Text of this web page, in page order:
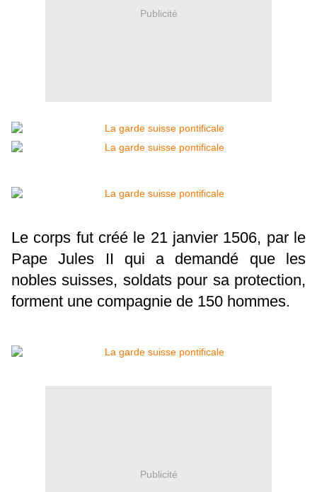
Publicité
Le corps fut créé le 21 janvier 1506, par le
Pape Jules II qui a demandé que les
nobles suisses, soldats pour sa protection,
forment une compagnie de 150 hommes.
Publicité